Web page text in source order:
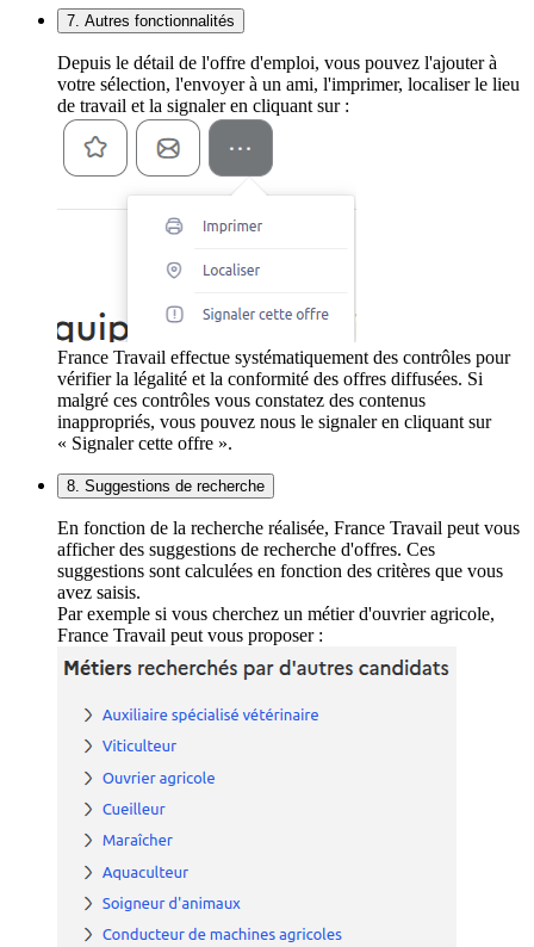
7. Autres fonctionnalités
Depuis le détail de l'offre d'emploi, vous pouvez l'ajouter à
votre sélection, l'envoyer à un ami, l'imprimer, localiser le lieu
de travail et la signaler en cliquant sur :
France Travail effectue systématiquement des contrôles pour
vérifier la légalité et la conformité des offres diffusées. Si
malgré ces contrôles vous constatez des contenus
inappropriés, vous pouvez nous le signaler en cliquant sur
« Signaler cette offre ».
8. Suggestions de recherche
En fonction de la recherche réalisée, France Travail peut vous
afficher des suggestions de recherche d'offres. Ces
suggestions sont calculées en fonction des critères que vous
avez saisis.
Par exemple si vous cherchez un métier d'ouvrier agricole,
France Travail peut vous proposer :